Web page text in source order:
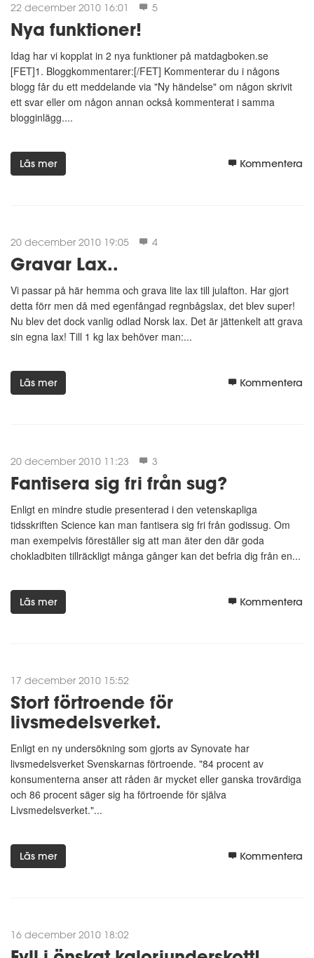
22 december 2010 16:01 5
Nya funktioner!
Idag har vi kopplat in 2 nya funktioner på matdagboken.se
[FET]1. Bloggkommentarer:[/FET] Kommenterar du i någons
blogg får du ett meddelande via "Ny händelse" om någon skrivit
ett svar eller om någon annan också kommenterat i samma
blogginlägg....
Läs mer Kommentera
20 december 2010 19:05 4
Gravar Lax..
Vi passar på här hemma och grava lite lax till julafton. Har gjort
detta förr men då med egenfångad regnbågslax, det blev super!
Nu blev det dock vanlig odlad Norsk lax. Det är jättenkelt att grava
sin egna lax! Till 1 kg lax behöver man:...
Läs mer Kommentera
20 december 2010 11:23 3
Fantisera sig fri från sug?
Enligt en mindre studie presenterad i den vetenskapliga
tidsskriften Science kan man fantisera sig fri från godissug. Om
man exempelvis föreställer sig att man äter den där goda
chokladbiten tillräckligt många gånger kan det befria dig från en...
Läs mer Kommentera
17 december 2010 15:52
Stort förtroende för
livsmedelsverket.
Enligt en ny undersökning som gjorts av Synovate har
livsmedelsverket Svenskarnas förtroende. "84 procent av
konsumenterna anser att råden är mycket eller ganska trovärdiga
och 86 procent säger sig ha förtroende för själva
Livsmedelsverket."...
Läs mer Kommentera
16 december 2010 18:02